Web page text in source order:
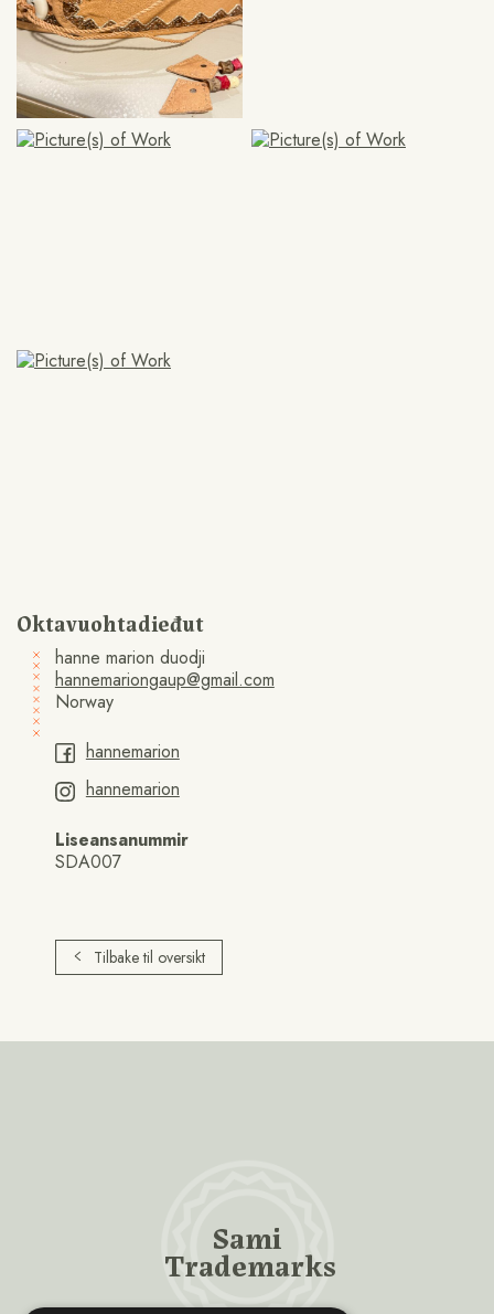
Oktavuohtadieđut
hanne marion duodji
hannemariongaup@gmail.com
Norway
hannemarion
hannemarion
Liseansanummir
SDA007
Tilbake til oversikt
Sami
Trademarks